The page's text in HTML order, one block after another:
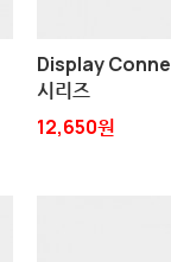
Display
시리즈
12,650원